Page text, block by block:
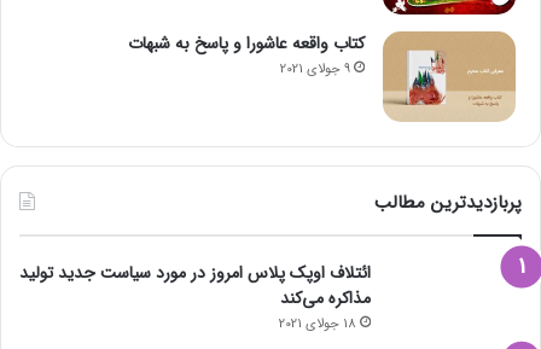
کتاب واقعه عاشورا و پاسخ به شبهات
9 جولای 2021
پربازدیدترین مطالب
ائتلاف اوپک پلاس امروز در مورد سیاست جدید تولید
مذاکره می‌کند
18 جولای 2021